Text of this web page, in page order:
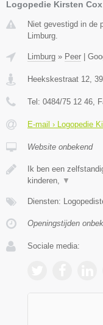
Logopedie Kirsten Cox
Niet gevestigd in de
Limburg.
Limburg » Peer
Heekskestraat 12,
Tel: 0484/75 12 46,
E-mail › Logopedie
Website onbekend
Ik ben een
kinderen, ▼
Diensten:
Openingstijden
Sociale media: